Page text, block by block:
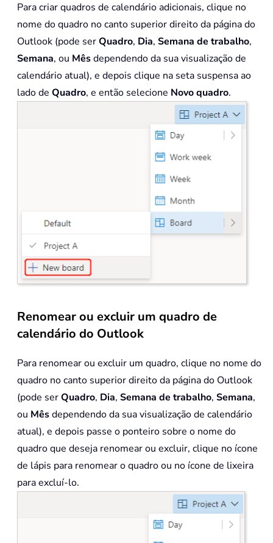
Para criar quadros de calendário adicionais, clique no
nome do quadro no canto superior direito da página do
Outlook (pode serQuadro, Dia, Semana de trabalho,
Semana, ou Mêsdependendo da sua visualização de
calendário atual), e depois clique na seta suspensa ao
lado de Quadro, e então selecione Novo quadro.
Renomear ou excluir um quadro de
calendário do Outlook
Para renomear ou excluir um quadro, clique no nome do
quadro no canto superior direito da página do Outlook
(pode serQuadro, Dia, Semana de trabalho, Semana,
ou Mêsdependendo da sua visualização de calendário
atual), e depois passe o ponteiro sobre o nome do
quadro que deseja renomear ou excluir, clique no ícone
de lápis para renomear o quadro ou no ícone de lixeira
para excluí-lo.